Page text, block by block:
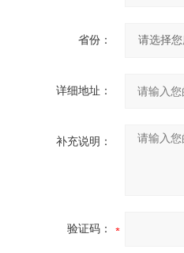
省份：
详细地址：
补充说明：
验证码：